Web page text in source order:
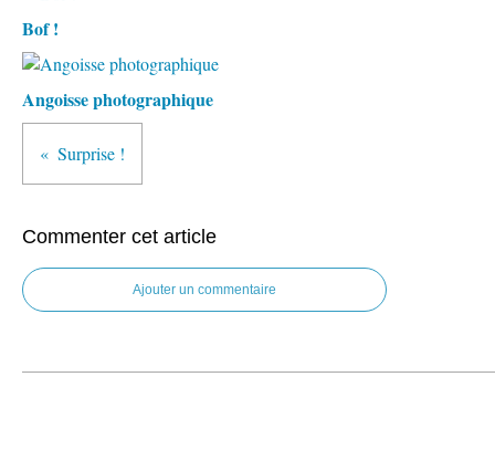
Bof !
Angoisse photographique
Surprise !
Commenter cet article
Ajouter un commentaire